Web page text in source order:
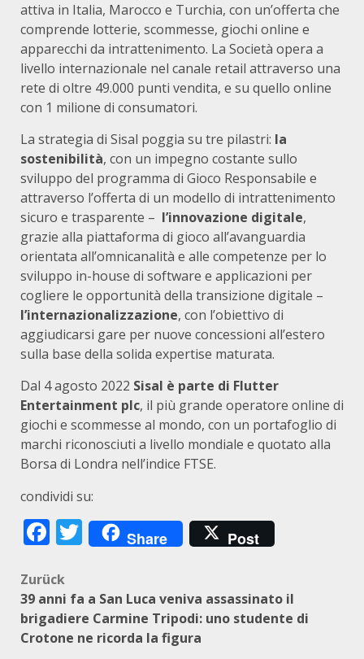
attiva in Italia, Marocco e Turchia, con un’offerta che
comprende lotterie, scommesse, giochi online e
apparecchi da intrattenimento. La Società opera a
livello internazionale nel canale retail attraverso una
rete di oltre 49.000 punti vendita, e su quello online
con 1 milione di consumatori.
La strategia di Sisal poggia su tre pilastri: la
sostenibilità, con un impegno costante sullo
sviluppo del programma di Gioco Responsabile e
attraverso l’offerta di un modello di intrattenimento
sicuro e trasparente – l’innovazione digitale,
grazie alla piattaforma di gioco all’avanguardia
orientata all’omnicanalità e alle competenze per lo
sviluppo in-house di software e applicazioni per
cogliere le opportunità della transizione digitale –
l’internazionalizzazione, con l’obiettivo di
aggiudicarsi gare per nuove concessioni all’estero
sulla base della solida expertise maturata.
Dal 4 agosto 2022 Sisal è parte di Flutter
Entertainment plc, il più grande operatore online di
giochi e scommesse al mondo, con un portafoglio di
marchi riconosciuti a livello mondiale e quotato alla
Borsa di Londra nell’indice FTSE.
condividi su:
Facebook
Twitter
Share Post
Beitragsnavigation
Zurück
39 anni fa a San Luca veniva assassinato il
brigadiere Carmine Tripodi: uno studente di
Crotone ne ricorda la figura